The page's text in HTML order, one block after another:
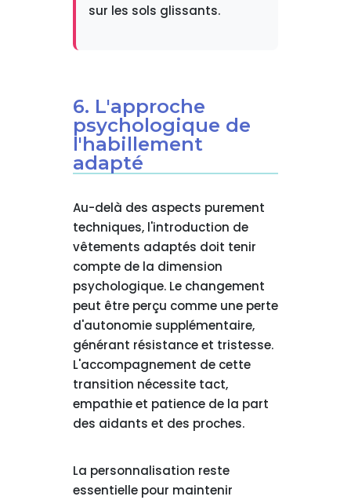
sur les sols glissants.
6. L'approche
psychologique de
l'habillement
adapté
Au-delà des aspects purement
techniques, l'introduction de
vêtements adaptés doit tenir
compte de la dimension
psychologique. Le changement
peut être perçu comme une perte
d'autonomie supplémentaire,
générant résistance et tristesse.
L'accompagnement de cette
transition nécessite tact,
empathie et patience de la part
des aidants et des proches.
La personnalisation reste
essentielle pour maintenir